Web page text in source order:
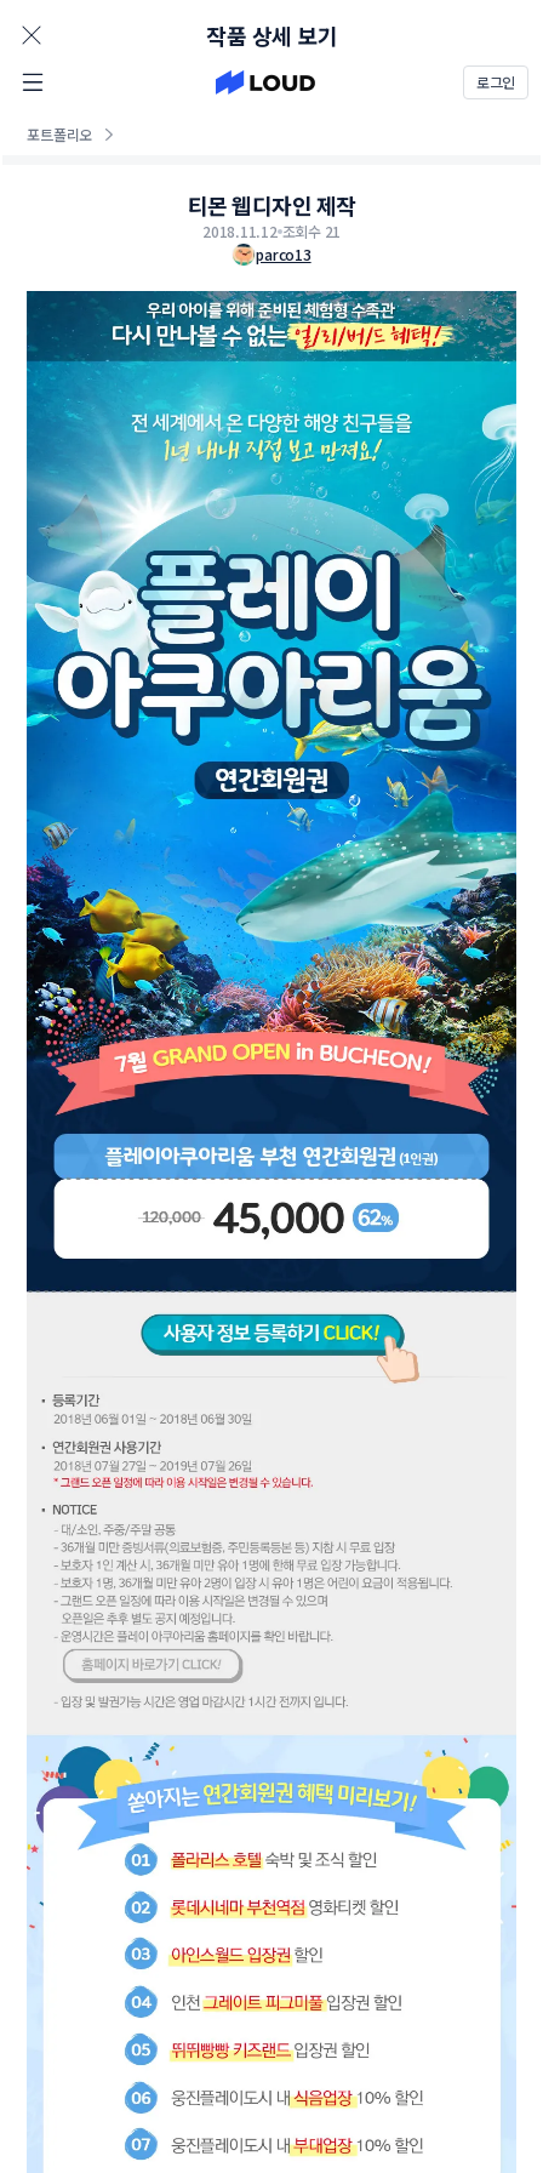
로그인
포트폴리오
작품 상세 보기
티몬 웹디자인 제작
2018.11.12 조회수 21
parco13